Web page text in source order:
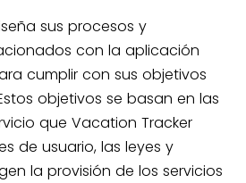
sus procesos y
con la aplicación
cumplir con sus objetivos
objetivos se basan en las
que Vacation Tracker
de usuario, las leyes y
la provisión de los servicios